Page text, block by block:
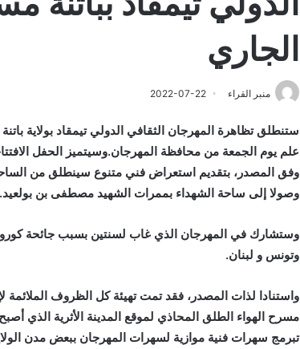
الجاري
منبر القراء 2022-07-22
وفق المصدر، بتقديم استعراض فني متنوع سينطلق من
وصولا إلى ساحة الشهداء بممرات الشهيد مصطفى بن بولعيد.
وستشارك في المهرجان الذي غاب لسنتين بسبب جائحة
وتونس و لبنان.
واستنادا لذات المصدر، فقد تمت تهيئة كل الظروف الملائمة
مسرح الهواء الطلق المحاذي لموقع المدينة الأثرية الذي
تبرمج سهرات فنية موازية لسهرات المهرجان ببعض مدن